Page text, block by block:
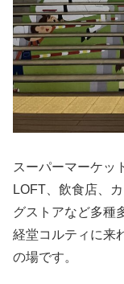
スーパーマーケッ
LOFT、飲食店、
グストアなど多種
経堂コルティに来
の場です。